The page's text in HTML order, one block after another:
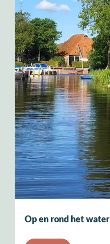
Op en rond het water